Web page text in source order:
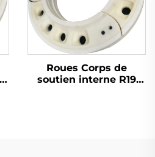
Roues Corps de
soutien interne R19